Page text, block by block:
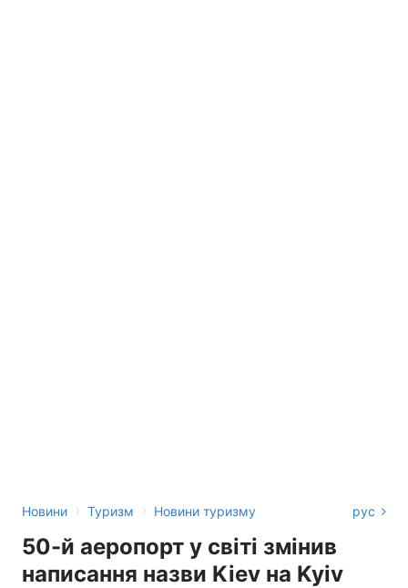
Новини › Туризм › Новини туризму рус
50-й аеропорт у світі змінив
написання назви Kiev на Kyiv